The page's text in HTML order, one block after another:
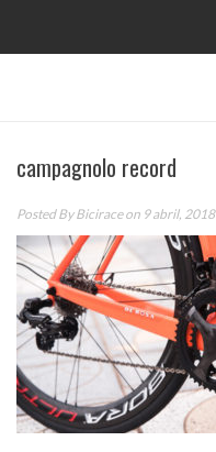
campagnolo record
Posted ByBiciraceon 9 abril, 2018